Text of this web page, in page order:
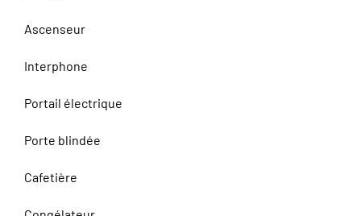
Ascenseur
Interphone
Portail électrique
Porte blindée
Cafetière